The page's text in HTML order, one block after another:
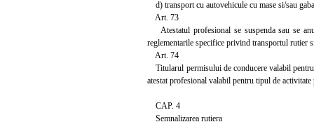
d) transport cu autovehicule cu mase si/sau
Art. 73
Atestatul profesional se suspenda sau se
reglementarile specifice privind transportul rutier
Art. 74
Titularul permisului de conducere valabil pentru
atestat profesional valabil pentru tipul de activitate
CAP. 4
Semnalizarea rutiera